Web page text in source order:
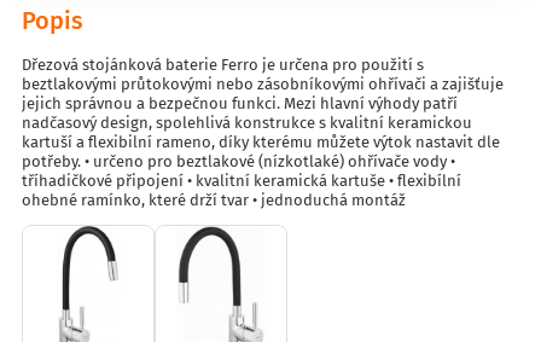
Popis
Dřezová stojánková baterie Ferro je určena pro použití s
beztlakovými průtokovými nebo zásobníkovými ohřívači a zajišťuje
jejich správnou a bezpečnou funkci. Mezi hlavní výhody patří
nadčasový design, spolehlivá konstrukce s kvalitní keramickou
kartuší a flexibilní rameno, díky kterému můžete výtok nastavit dle
potřeby. • určeno pro beztlakové (nízkotlaké) ohřívače vody •
tříhadičkové připojení • kvalitní keramická kartuše • flexibílní
ohebné ramínko, které drží tvar • jednoduchá montáž